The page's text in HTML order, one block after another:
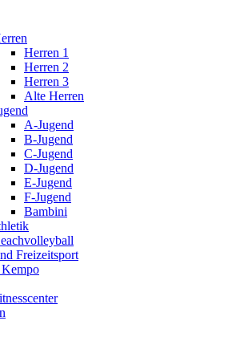
Herren 1
Herren 2
Herren 3
Alte Herren
A-Jugend
B-Jugend
C-Jugend
D-Jugend
E-Jugend
F-Jugend
Bambini
Freizeitsport